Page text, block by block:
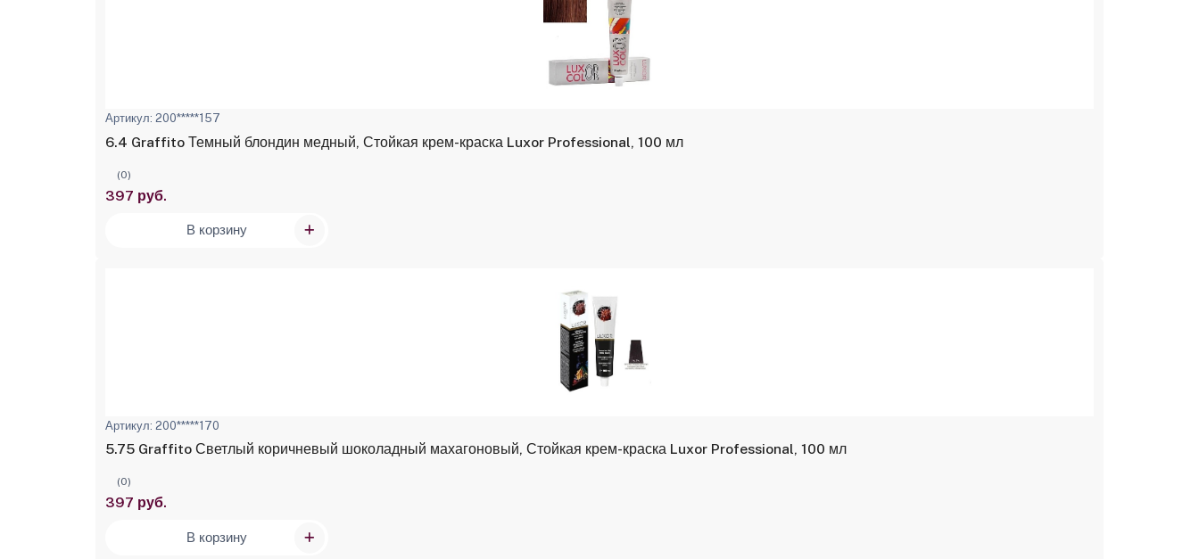
Артикул: 200*****157
6.4 Graffito Темный блондин медный, Стойкая крем-краска Luxor Professional, 100 мл
(0)
397 руб.
В корзину
Артикул: 200*****170
5.75 Graffito Светлый коричневый шоколадный махагоновый, Стойкая крем-краска Luxor Professional, 100 мл
(0)
397 руб.
В корзину